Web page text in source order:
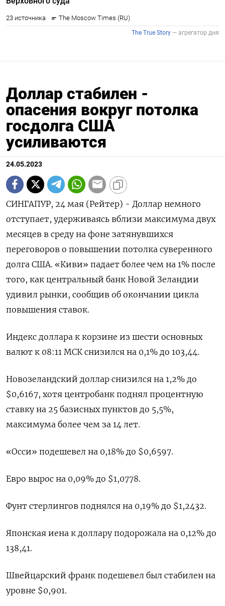
Доллар стабилен -
опасения вокруг потолка
госдолга США
усиливаются
24.05.2023
СИНГАПУР, 24 мая (Рейтер) - Доллар немного
отступает, удерживаясь вблизи максимума двух
месяцев в среду на фоне затянувшихся
переговоров о повышении потолка суверенного
долга США. «Киви» падает более чем на 1% после
того, как центральный банк Новой Зеландии
удивил рынки, сообщив об окончании цикла
повышения ставок.
Индекс доллара к корзине из шести основных
валют к 08:11 МСК снизился на 0,1% до 103,44​.
Новозеландский доллар снизился на 1,2% до
$0,6167​, хотя центробанк поднял процентную
ставку на 25 базисных пунктов до 5,5%,
максимума более чем за 14 лет.
«Осси» подешевел на 0,18% до $0,6597​.
Евро вырос на 0,09% до $1,0778​.
Фунт стерлингов поднялся на 0,19% до $1,2432​.
Японская иена к доллару подорожала на 0,12%​ до
138,41.
Швейцарский франк подешевел был стабилен на
уровне $0,901​.